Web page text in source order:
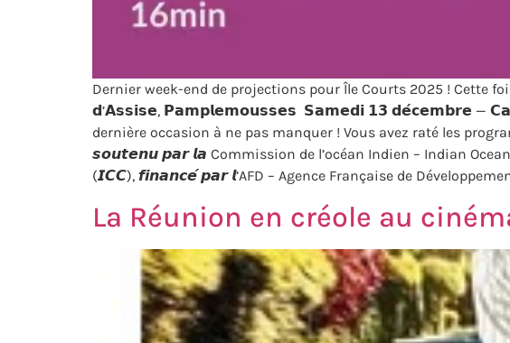
Dernier week-end de projections pour Île Courts 2025 !
𝗱’𝗔𝘀𝘀𝗶𝘀𝗲, 𝗣𝗮𝗺𝗽𝗹𝗲𝗺𝗼𝘂𝘀𝘀𝗲𝘀 𝗦𝗮𝗺𝗲𝗱𝗶 𝟭𝟯 𝗱𝗲́𝗰𝗲𝗺𝗯𝗿𝗲 — 𝗖𝗮𝗳𝗲́
dernière occasion à ne pas manquer ! Vous avez raté les
𝙨𝙤𝙪𝙩𝙚𝙣𝙪 𝙥𝙖𝙧 𝙡𝙖 Commission de l’océan Indien – Indian
(𝙄𝘾𝘾), 𝙛𝙞𝙣𝙖𝙣𝙘𝙚́ 𝙥𝙖𝙧 𝙡’AFD – Agence Française de
La Réunion en créole au